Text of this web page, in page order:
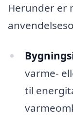
Herunder er
varme-
til